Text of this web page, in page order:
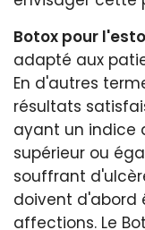
Botox pour
adapté aux
En d'autres
résultats
ayant un indice
supérieur ou
souffrant
doivent d'abord
affections. Le